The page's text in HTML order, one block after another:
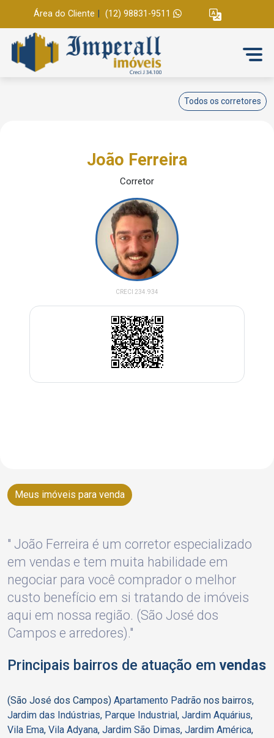
Área do Cliente (12) 98831-9511
Todos os corretores
João Ferreira
Corretor
CRECI 234.934
Meus imóveis para venda
" João Ferreira é um corretor especializado
em vendas e tem muita habilidade em
negociar para você comprador o melhor
custo benefício em si tratando de imóveis
aqui em nossa região. (São José dos
Campos e arredores)."
Principais bairros de atuação emvendas
(São José dos Campos) Apartamento Padrão nos bairros,
Jardim das Indústrias, Parque Industrial, Jardim Aquárius,
Vila Ema, Vila Adyana, Jardim São Dimas, Jardim América,